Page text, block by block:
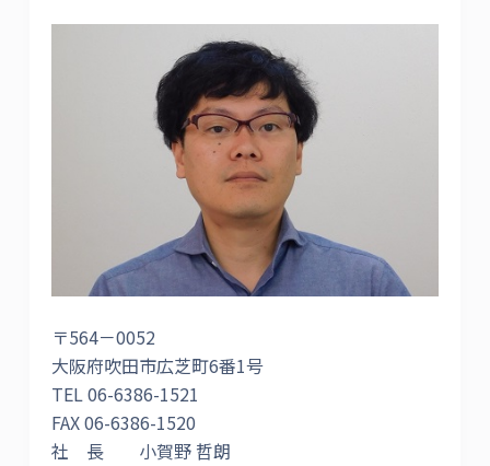
〒564－0052
大阪府吹田市広芝町6番1号
TEL 06-6386-1521
FAX 06-6386-1520
社 長 小賀野 哲朗